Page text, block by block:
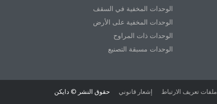
الوحدات المخفية في السقف
الوحدات المخفية على الأرض
الوحدات ذات المراوح
الوحدات مسبقة التصنيع
حقوق النشر © دايكن إشعار قانوني تعريف الارتباط